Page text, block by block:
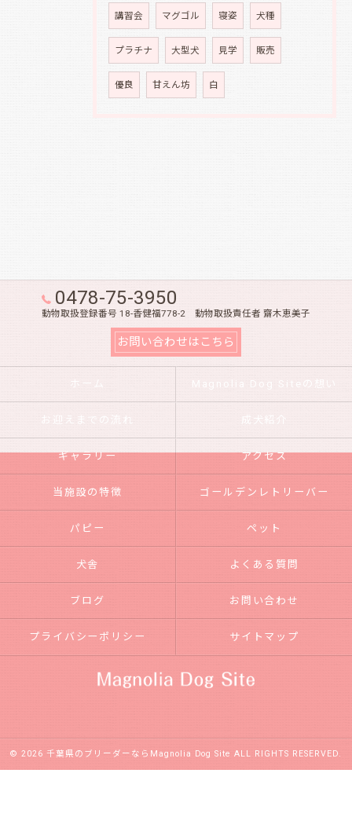
講習会 マグゴル 寝姿 犬種
プラチナ 大型犬 見学 販売
優良 甘えん坊 白
0478-75-3950
動物取扱登録番号 18-香健福778-2 動物取扱責任者 齋木恵美子
お問い合わせはこちら
ホーム Magnolia Dog Siteの想い
お迎えまでの流れ 成犬紹介
ギャラリー アクセス
当施設の特徴 ゴールデンレトリーバー
パピー ペット
犬舎 よくある質問
ブログ お問い合わせ
プライバシーポリシー サイトマップ
© 2026 千葉県のブリーダーならMagnolia Dog Site ALL RIGHTS RESERVED.